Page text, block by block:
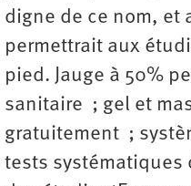
digne de ce nom, et
permettrait aux
pied. Jauge à 50%
sanitaire ; gel et
gratuitement ;
tests systématiques